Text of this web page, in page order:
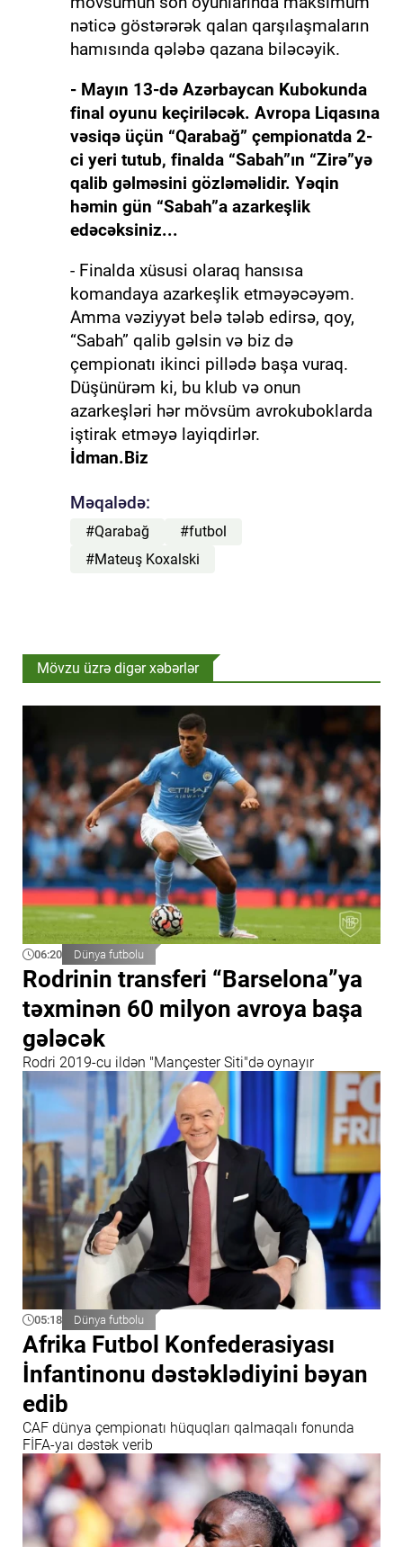
nəticə göstərərək qalan qarşılaşmaların
hamısında qələbə qazana biləcəyik.
- Mayın 13-də Azərbaycan Kubokunda
final oyunu keçiriləcək. Avropa Liqasına
vəsiqə üçün “Qarabağ” çempionatda 2-
ci yeri tutub, finalda “Sabah”ın “Zirə”yə
qalib gəlməsini gözləməlidir. Yəqin
həmin gün “Sabah”a azarkeşlik
edəcəksiniz...
- Finalda xüsusi olaraq hansısa
komandaya azarkeşlik etməyəcəyəm.
Amma vəziyyət belə tələb edirsə, qoy,
“Sabah” qalib gəlsin və biz də
çempionatı ikinci pillədə başa vuraq.
Düşünürəm ki, bu klub və onun
azarkeşləri hər mövsüm avrokuboklarda
iştirak etməyə layiqdirlər.
İdman.Biz
Məqalədə:
#Qarabağ
#futbol
#Mateuş Koxalski
Mövzu üzrə digər xəbərlər
06:20 Dünya futbolu
Rodrinin transferi “Barselona”ya
təxminən 60 milyon avroya başa
gələcək
Rodri 2019-cu ildən "Mançester Siti"də oynayır
05:18 Dünya futbolu
Afrika Futbol Konfederasiyası
İnfantinonu dəstəklədiyini bəyan
edib
CAF dünya çempionatı hüquqları qalmaqalı fonunda
FİFA-yaı dəstək verib